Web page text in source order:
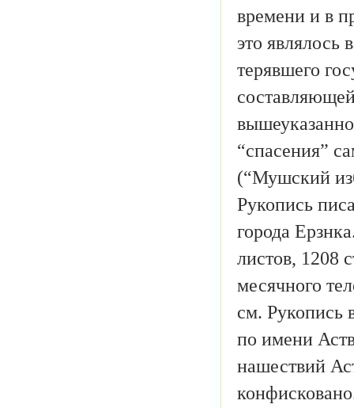
времени и в
это являлось
терявшего
“спасения”
(“Мушский
Рукопись
города
листов, 1208
месячного
см. Рукопись
по имени
нашествий